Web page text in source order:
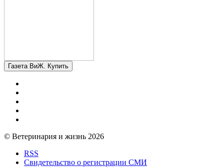
Газета ВиЖ. Купить
© Ветеринария и жизнь 2026
RSS
Свидетельство о регистрации СМИ